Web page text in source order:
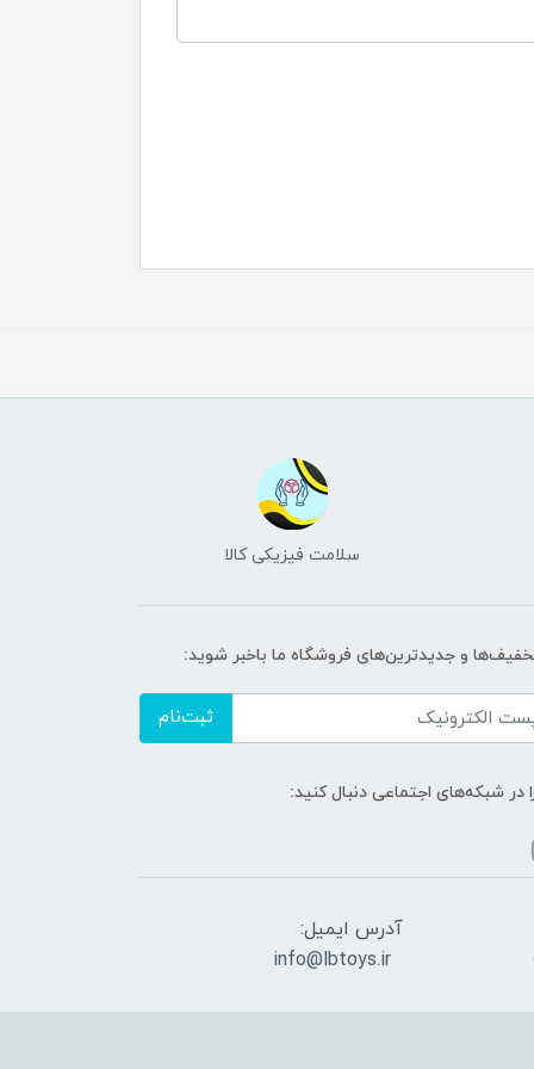
سلامت فیزیکی کالا
و جدیدترین‌های فروشگاه ما باخبر شوید:
ثبت‌نام
در شبکه‌های اجتماعی دنبال کنید:
آدرس ایمیل:
info@lbtoys.ir